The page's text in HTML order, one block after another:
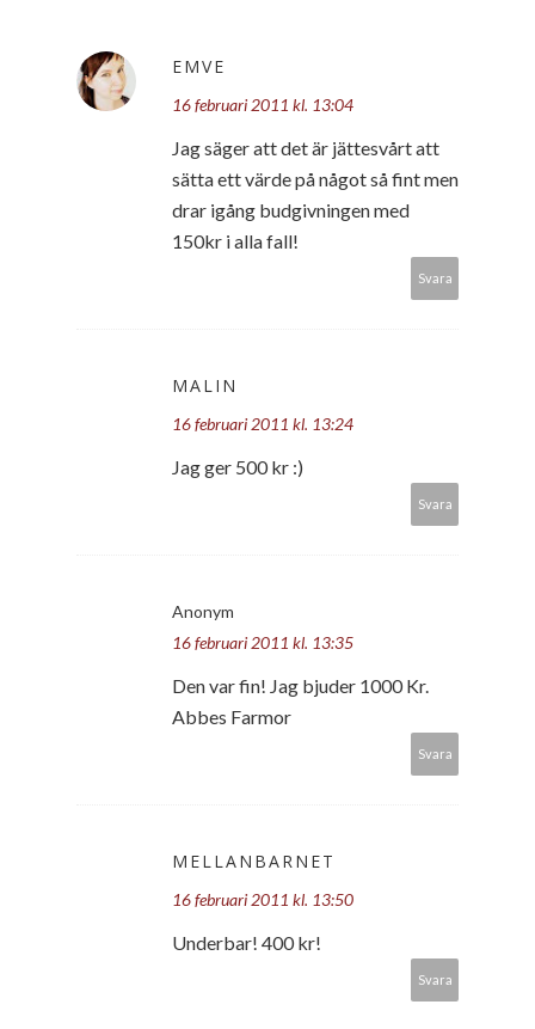
EMVE
16 februari 2011 kl. 13:04
Jag säger att det är jättesvårt att
sätta ett värde på något så fint men
drar igång budgivningen med
150kr i alla fall!
Svara
MALIN
16 februari 2011 kl. 13:24
Jag ger 500 kr :)
Svara
Anonym
16 februari 2011 kl. 13:35
Den var fin! Jag bjuder 1000 Kr.
Abbes Farmor
Svara
MELLANBARNET
16 februari 2011 kl. 13:50
Underbar! 400 kr!
Svara